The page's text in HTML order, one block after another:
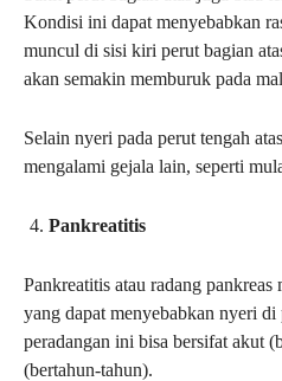
Kondisi ini dapat menyebabkan
muncul di sisi kiri perut bagian
akan semakin memburuk pada
Selain nyeri pada perut tengah
mengalami gejala lain, seperti
Pankreatitis
Pankreatitis atau radang
yang dapat menyebabkan nyeri di
peradangan ini bisa bersifat akut
(bertahun-tahun).